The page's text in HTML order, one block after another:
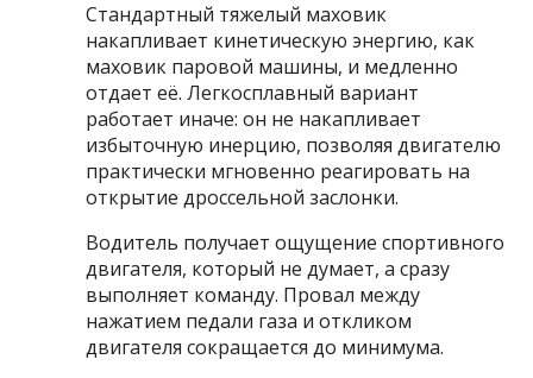
Стандартный тяжелый маховик
накапливает кинетическую энергию, как
маховик паровой машины, и медленно
отдает её. Легкосплавный вариант
работает иначе: он не накапливает
избыточную инерцию, позволяя двигателю
практически мгновенно реагировать на
открытие дроссельной заслонки.
Водитель получает ощущение спортивного
двигателя, который не думает, а сразу
выполняет команду. Провал между
нажатием педали газа и откликом
двигателя сокращается до минимума.